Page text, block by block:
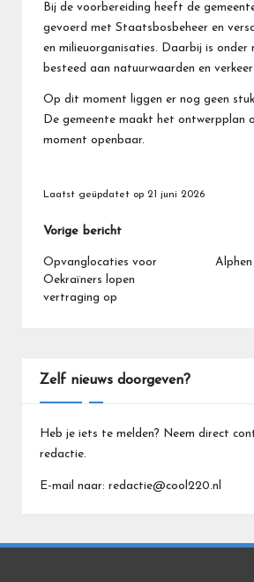
Bij de voorbereiding heeft de
gevoerd met Staatsbosbeheer en
en milieuorganisaties. Daarbij is onder
besteed aan natuurwaarden en
Op dit moment liggen er nog geen
De gemeente maakt het ontwerpplan
moment openbaar.
Laatst geüpdatet op 21 juni 2026
Bericht
navigatie
Vorige bericht
Opvanglocaties voor
Oekraïners lopen
vertraging op
Zelf nieuws doorgeven?
Heb je iets te melden? Neem direct
redactie.
E-mail naar: redactie@cool220.nl